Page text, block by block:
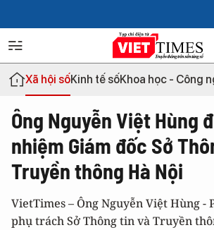
Xã hội sốKinh tế sốKhoa học - Công
Ông Nguyễn Việt Hùng
nhiệm Giám đốc Sở
Truyền thông Hà Nội
VietTimes – Ông Nguyễn Việt Hùng -
phụ trách Sở Thông tin và Truyền